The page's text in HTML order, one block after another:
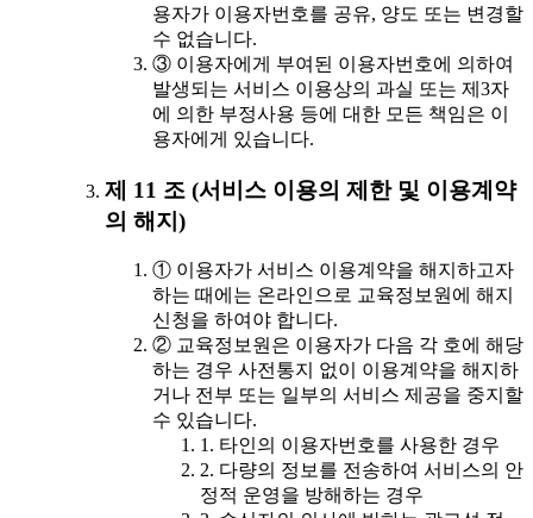
용자가 이용자번호를 공유, 양도 또는 변경할
수 없습니다.
③ 이용자에게 부여된 이용자번호에 의하여
발생되는 서비스 이용상의 과실 또는 제3자
에 의한 부정사용 등에 대한 모든 책임은 이
용자에게 있습니다.
제 11 조 (서비스 이용의 제한 및 이용계약
의 해지)
① 이용자가 서비스 이용계약을 해지하고자
하는 때에는 온라인으로 교육정보원에 해지
신청을 하여야 합니다.
② 교육정보원은 이용자가 다음 각 호에 해당
하는 경우 사전통지 없이 이용계약을 해지하
거나 전부 또는 일부의 서비스 제공을 중지할
수 있습니다.
1. 타인의 이용자번호를 사용한 경우
2. 다량의 정보를 전송하여 서비스의 안
정적 운영을 방해하는 경우